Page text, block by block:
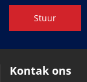
Stuur
Kontak ons